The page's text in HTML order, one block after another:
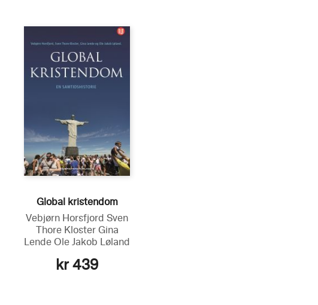
Global kristendom
Vebjørn Horsfjord Sven
Thore Kloster Gina
Lende Ole Jakob Løland
kr 439